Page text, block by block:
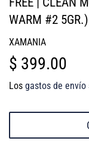
WARM #2 5GR.)
XAMANIA
$ 399.00
Los gastos de envío